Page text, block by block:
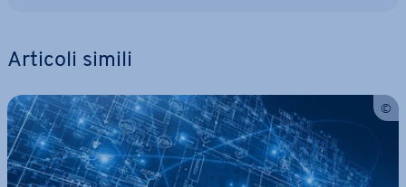
Articoli simili